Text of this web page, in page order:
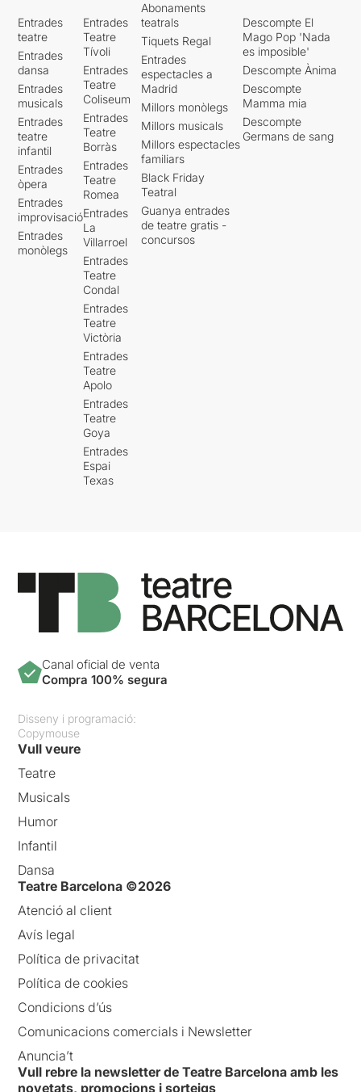
Entrades
teatre
Entrades
dansa
Entrades
musicals
Entrades
teatre
infantil
Entrades
òpera
Entrades
improvisació
Entrades
monòlegs
Entrades
Teatre
Tívoli
Entrades
Teatre
Coliseum
Entrades
Teatre
Borràs
Entrades
Teatre
Romea
Entrades
La
Villarroel
Entrades
Teatre
Condal
Entrades
Teatre
Victòria
Entrades
Teatre
Apolo
Entrades
Teatre
Goya
Entrades
Espai
Texas
Abonaments
teatrals
Tiquets Regal
Entrades
espectacles a
Madrid
Millors monòlegs
Millors musicals
Millors espectacles
familiars
Black Friday
Teatral
Guanya entrades
de teatre gratis -
concursos
Descompte El
Mago Pop 'Nada
es imposible'
Descompte Ànima
Descompte
Mamma mia
Descompte
Germans de sang
Canal oficial de venta
Compra 100% segura
Disseny i programació:
Copymouse
Vull veure
Teatre
Musicals
Humor
Infantil
Dansa
Teatre Barcelona ©2026
Atenció al client
Avís legal
Política de privacitat
Política de cookies
Condicions d’ús
Comunicacions comercials i Newsletter
Anuncia’t
Vull rebre la newsletter de Teatre Barcelona amb les
novetats, promocions i sorteigs